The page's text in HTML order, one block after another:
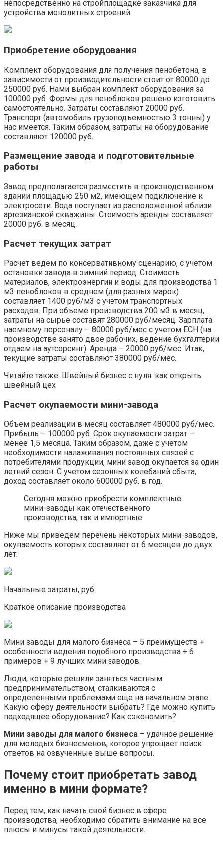
непосредственно на стройплощадке заказчика для
устройства монолитных строений.
Приобретение оборудования
Комплект оборудования для получения пенобетона, в
зависимости от производительности стоит от 80000 до
250000 руб. Нами выбран комплект оборудования за
100000 руб. Формы для пеноблоков решено изготовить
самостоятельно. Затраты составляют 20000 руб.
Транспорт (автомобиль грузоподъемностью 3 тонны) у
нас имеется. Таким образом, затраты на оборудование
составляют 120000 руб.
Размещение завода и подготовительные
работы
Завод предполагается разместить в производственном
здании площадью 250 м2, имеющем подключение к
электросети. Вода поступает из расположенной вблизи
артезианской скважины. Стоимость аренды составляет
20000 руб. в месяц.
Расчет текущих затрат
Расчет ведем по консервативному сценарию, с учетом
остановки завода в зимний период. Стоимость
материалов, электроэнергии и воды для производства 1
м3 пеноблоков в среднем (для разных марок)
составляет 1400 руб/м3 с учетом транспортных
расходов. При объеме производства 200 м3 в месяц,
затраты на сырье составят 280000 руб/месяц. Зарплата
наемному персоналу – 80000 руб/мес с учетом ЕСН (на
производстве занято двое рабочих, ведение бухгалтерии
отдаем на аутсорсинг). Аренда – 20000 руб/мес. Итак,
текущие затраты составляют 380000 руб/мес.
Читайте также: Швейный бизнес с нуля: как открыть
швейный цех
Расчет окупаемости мини-завода
Объем реализации в месяц составляет 480000 руб/мес.
Прибыль – 100000 руб. Срок окупаемости затрат –
менее 1,5 месяца. Таким образом, даже с учетом
необходимости налаживания постоянных связей с
потребителями продукции, мини завод окупается за один
летний сезон. С учетом сезонных колебаний сбыта,
доход составляет около 600000 руб. в год.
Сегодня можно приобрести комплектные
мини-заводы как отечественного
производства, так и импортные.
Ниже мы приведем перечень некоторых мини-заводов,
окупаемость которых составляет от 6 месяцев до двух
лет.
Начальные затраты, руб.
Краткое описание производства
Мини заводы для малого бизнеса – 5 преимуществ +
особенности ведения подобного производства + 6
примеров + 9 лучших мини заводов.
Люди, которые решили заняться частным
предпринимательством, сталкиваются с
определенными проблемами еще на начальном этапе.
Какую сферу деятельности выбрать? Где можно купить
подходящее оборудование? Как сэкономить?
Мини заводы для малого бизнеса – удачное решение
для молодых бизнесменов, которое упрощает поиск
ответов на озвученные выше вопросы.
Почему стоит приобретать завод
именно в мини формате?
Перед тем, как начать свой бизнес в сфере
производства, необходимо обратить внимание на все
плюсы и минусы такой деятельности.